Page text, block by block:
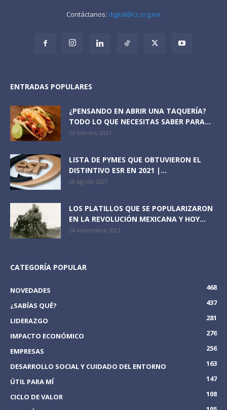
Contáctanos: digital@cc.org.mx
ENTRADAS POPULARES
¿PENSANDO EN ABRIR UNA TAQUERÍA?
TODO LO QUE NECESITAS SABER PARA...
26 febrero 2021
LISTA DE PYMES QUE OBTUVIERON EL
DISTINTIVO ESR EN 2021 |...
28 agosto 2021
LOS PLATILLOS QUE SE POPULARIZARON
EN LA REVOLUCIÓN MEXICANA Y HOY...
24 noviembre 2021
CATEGORÍA POPULAR
NOVEDADES
468
¿SABÍAS QUÉ?
437
LIDERAZGO
281
IMPACTO ECONÓMICO
276
EMPRESAS
256
DESARROLLO SOCIAL Y CUIDADO DEL ENTORNO
163
ÚTIL PARA MÍ
147
CICLO DE VALOR
108